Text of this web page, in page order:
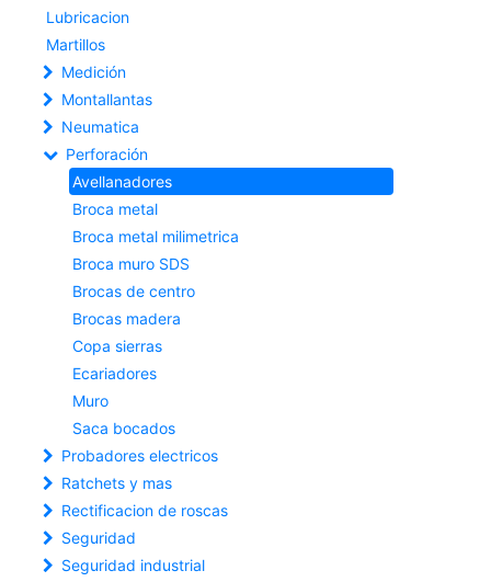
Lubricacion
Martillos
Medición
Montallantas
Neumatica
Perforación
Avellanadores
Broca metal
Broca metal milimetrica
Broca muro SDS
Brocas de centro
Brocas madera
Copa sierras
Ecariadores
Muro
Saca bocados
Probadores electricos
Ratchets y mas
Rectificacion de roscas
Seguridad
Seguridad industrial